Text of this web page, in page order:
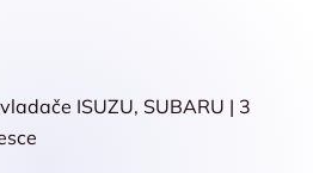
ISUZU, SUBARU | 3